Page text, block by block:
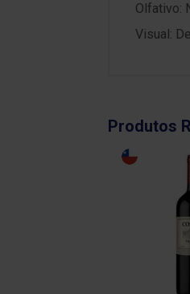
Olfativo:
Visual:
Produtos